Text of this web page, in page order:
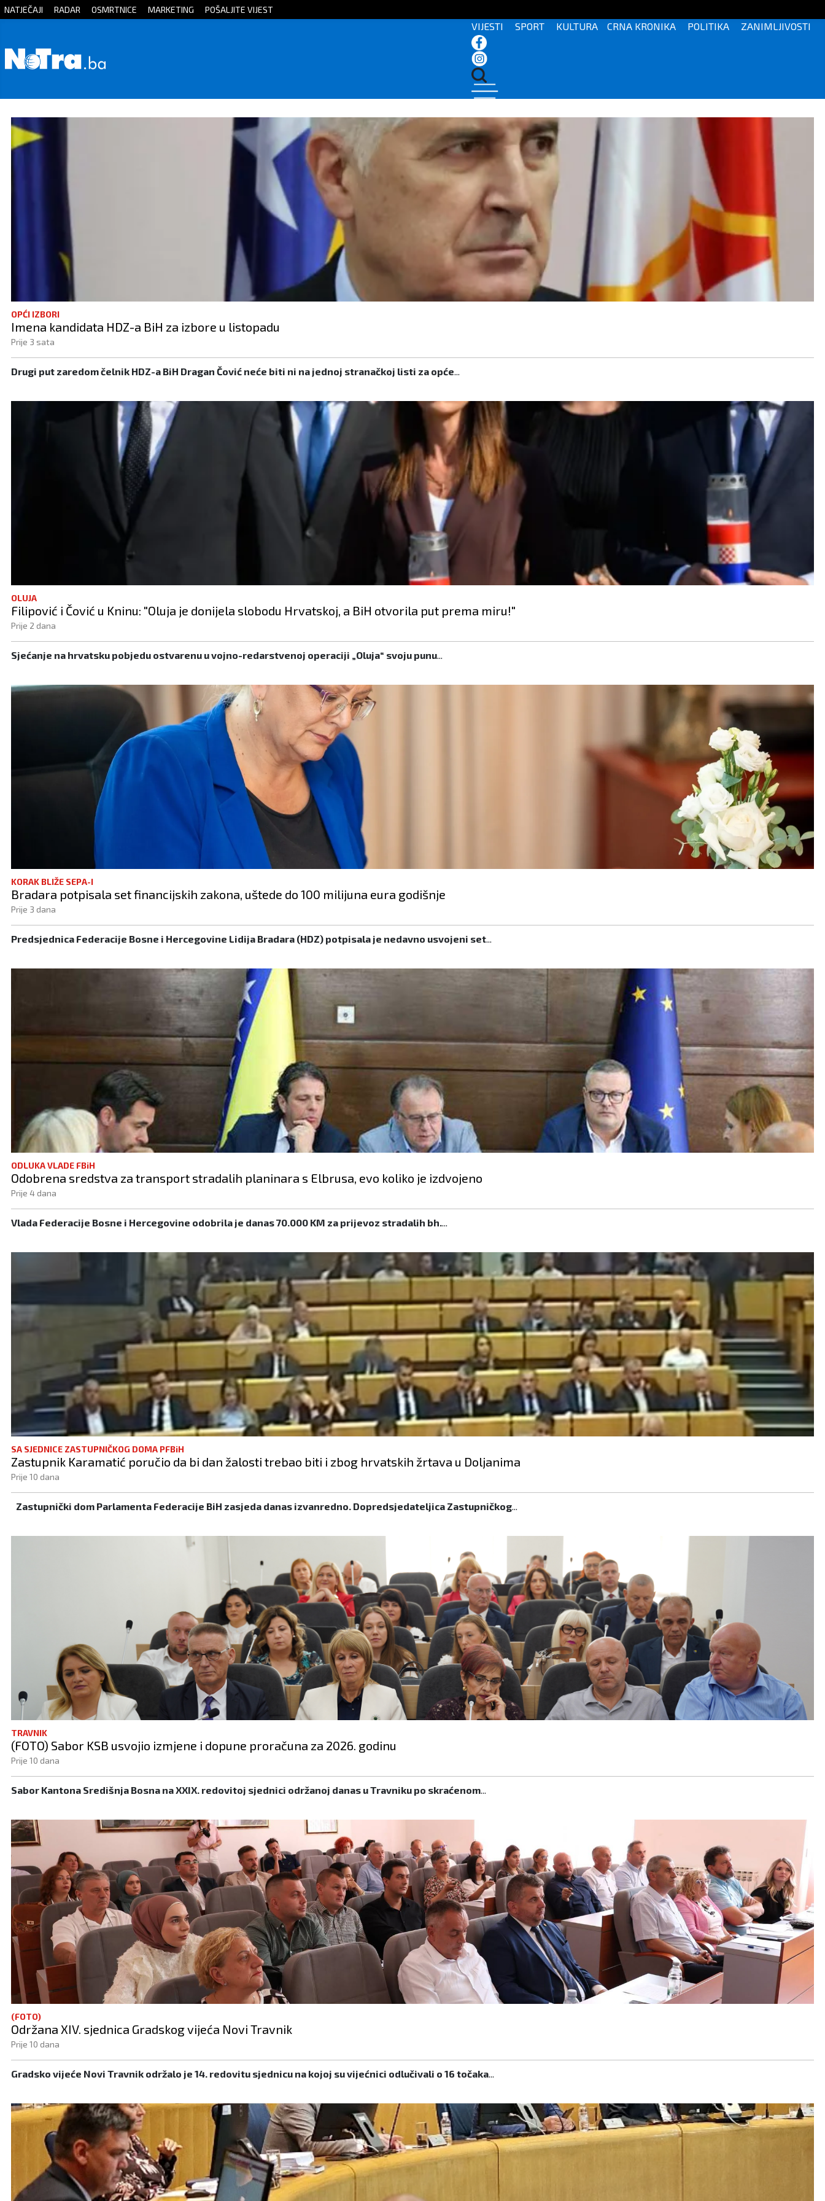
Početna
Sport
Kultura
kronika
Politika
Zanimljivosti
NATJEČAJI RADAR OSMRTNICE MARKETING POŠALJITE VIJEST
VIJESTI SPORT KULTURA CRNA KRONIKA POLITIKA ZANIMLJIVOSTI
OPĆI IZBORI
Imena kandidata HDZ-a BiH za izbore u listopadu
Prije 3 sata
Drugi put zaredom čelnik HDZ-a BiH Dragan Čović neće biti ni na jednoj stranačkoj listi za opće...
OLUJA
Filipović i Čović u Kninu: "Oluja je donijela slobodu Hrvatskoj, a BiH otvorila put prema miru!"
Prije 2 dana
Sjećanje na hrvatsku pobjedu ostvarenu u vojno-redarstvenoj operaciji „Oluja“ svoju punu...
KORAK BLIŽE SEPA-I
Bradara potpisala set financijskih zakona, uštede do 100 milijuna eura godišnje
Prije 3 dana
Predsjednica Federacije Bosne i Hercegovine Lidija Bradara (HDZ) potpisala je nedavno usvojeni set...
ODLUKA VLADE FBiH
Odobrena sredstva za transport stradalih planinara s Elbrusa, evo koliko je izdvojeno
Prije 4 dana
Vlada Federacije Bosne i Hercegovine odobrila je danas 70.000 KM za prijevoz stradalih bh....
SA SJEDNICE ZASTUPNIČKOG DOMA PFBiH
Zastupnik Karamatić poručio da bi dan žalosti trebao biti i zbog hrvatskih žrtava u Doljanima
Prije 10 dana
Zastupnički dom Parlamenta Federacije BiH zasjeda danas izvanredno. Dopredsjedateljica Zastupničkog...
TRAVNIK
(FOTO) Sabor KSB usvojio izmjene i dopune proračuna za 2026. godinu
Prije 10 dana
Sabor Kantona Središnja Bosna na XXIX. redovitoj sjednici održanoj danas u Travniku po skraćenom...
(FOTO)
Održana XIV. sjednica Gradskog vijeća Novi Travnik
Prije 10 dana
Gradsko vijeće Novi Travnik održalo je 14. redovitu sjednicu na kojoj su vijećnici odlučivali o 16 točaka...